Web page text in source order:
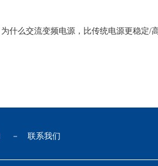
为什么交流变频电源，比传统电源更稳定/
－ 联系我们